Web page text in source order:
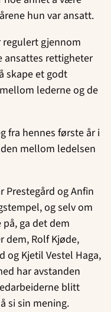
hun var ansatt.
gjennom
ansattes rettigheter
skape et godt
lederne og de
fra hennes første år i
mellom ledelsen
Prestegård og Anfin
og selv om
ga det dem
dem, Rolf Kjøde,
og Kjetil Vestel Haga,
har avstanden
blitt
si sin mening.